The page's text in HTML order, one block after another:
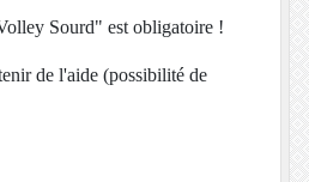
Sourd" est obligatoire !
de l'aide (possibilité de